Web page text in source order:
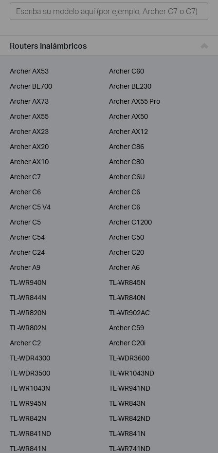
Hogar
Tapo
Negocios
ISPs
Routers Inalámbricos
Archer AX53
Archer C60
Archer BE700
Archer BE230
Archer AX73
Archer AX55 Pro
Archer AX55
Archer AX50
Archer AX23
Archer AX12
Archer AX20
Archer C86
Archer AX10
Archer C80
Archer C7
Archer C6U
Archer C6
Archer C6
Archer C5 V4
Archer C6
Archer C5
Archer C1200
Archer C54
Archer C50
Archer C24
Archer C20
Archer A9
Archer A6
TL-WR940N
TL-WR845N
TL-WR844N
TL-WR840N
TL-WR820N
TL-WR902AC
TL-WR802N
Archer C59
Archer C2
Archer C20i
TL-WDR4300
TL-WDR3600
TL-WDR3500
TL-WR1043ND
TL-WR1043N
TL-WR941ND
TL-WR945N
TL-WR843N
TL-WR842N
TL-WR842ND
TL-WR841ND
TL-WR841N
TL-WR841N
TL-WR741ND